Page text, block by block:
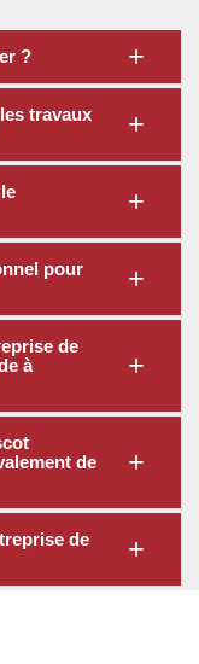
?
travaux
pour
de
à
de
de